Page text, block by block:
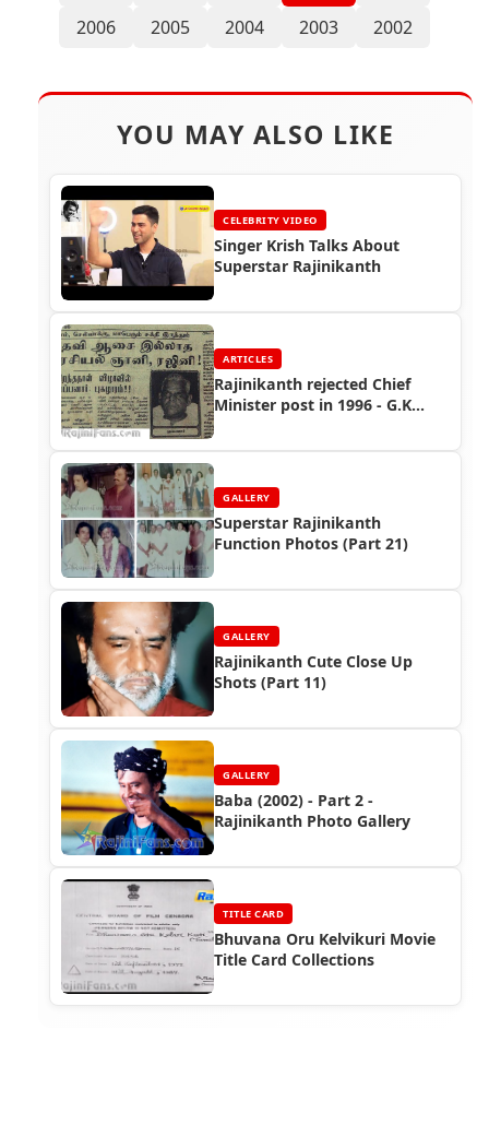
2006
2005 2004 2003 2002
YOU MAY ALSO LIKE
CELEBRITY VIDEO
Singer Krish Talks About
Superstar Rajinikanth
ARTICLES
Rajinikanth rejected Chief
Minister post in 1996 - G.K
GALLERY
Superstar Rajinikanth
Function Photos (Part 21)
GALLERY
Rajinikanth Cute Close Up
Shots (Part 11)
GALLERY
Baba (2002) - Part 2 -
Rajinikanth Photo Gallery
TITLE CARD
Bhuvana Oru Kelvikuri Movie
Title Card Collections